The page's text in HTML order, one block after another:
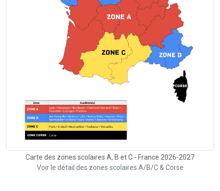
Carte des zones scolaires A, B et C - France 2026-2027
Voir le détail des zones scolaires A/B/C & Corse